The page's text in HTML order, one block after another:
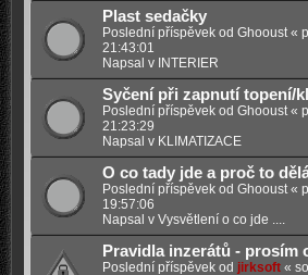
Plast sedačky
Poslední příspěvek od Ghooust«
21:43:01
Napsal v INTERIER
Syčení při zapnutí topení/
Poslední příspěvek od Ghooust«
21:23:29
Napsal v KLIMATIZACE
O co tady jde a proč to
Poslední příspěvek od Ghooust«
19:57:06
Napsal v Vysvětlení o co jde ....
Pravidla inzerátů - prosím
Poslední příspěvek od jirksoft«